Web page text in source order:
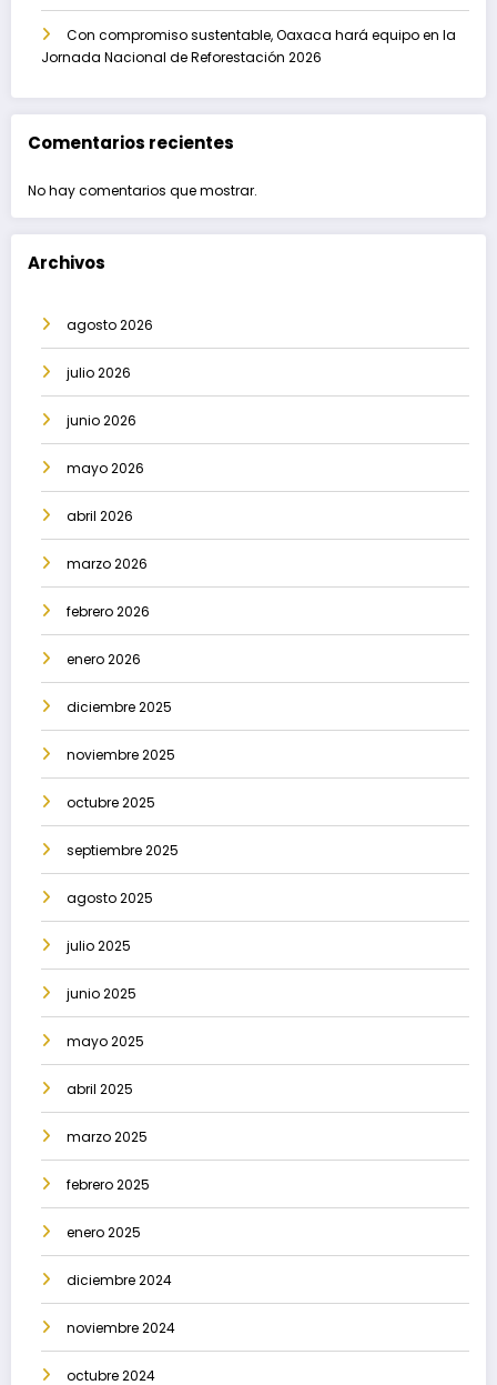
Con compromiso sustentable, Oaxaca hará equipo en la
Jornada Nacional de Reforestación 2026
Comentarios recientes
No hay comentarios que mostrar.
Archivos
agosto 2026
julio 2026
junio 2026
mayo 2026
abril 2026
marzo 2026
febrero 2026
enero 2026
diciembre 2025
noviembre 2025
octubre 2025
septiembre 2025
agosto 2025
julio 2025
junio 2025
mayo 2025
abril 2025
marzo 2025
febrero 2025
enero 2025
diciembre 2024
noviembre 2024
octubre 2024